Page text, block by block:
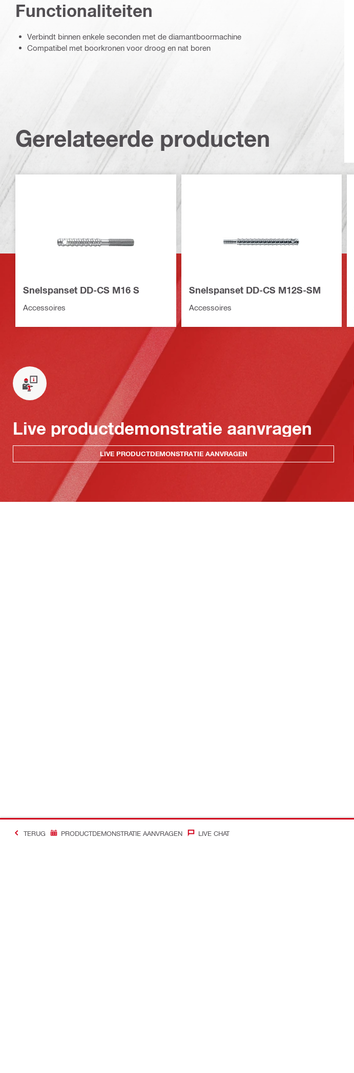
Functionaliteiten
Verbindt binnen enkele seconden met de diamantboormachine
Compatibel met boorkronen voor droog en nat boren
Gerelateerde producten
Snelspanset DD-CS M16 S
Accessoires
Snelspanset DD-CS M12S-SM
Accessoires
Live productdemonstratie aanvragen
LIVE PRODUCTDEMONSTRATIE AANVRAGEN
TERUG PRODUCTDEMONSTRATIE AANVRAGEN LIVE CHAT